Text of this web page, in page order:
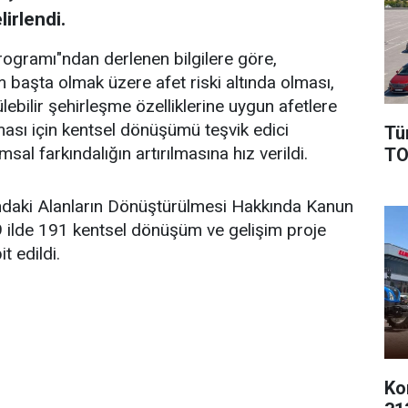
derlenen bilgilere göre,
başta olmak üzere afet riski altında olması,
şehirleşme özelliklerine uygun afetlere
için kentsel dönüşümü teşvik edici
farkındalığın artırılmasına hız verildi.
Alanların Dönüştürülmesi Hakkında Kanun
ilde 191 kentsel dönüşüm ve gelişim proje
edildi.